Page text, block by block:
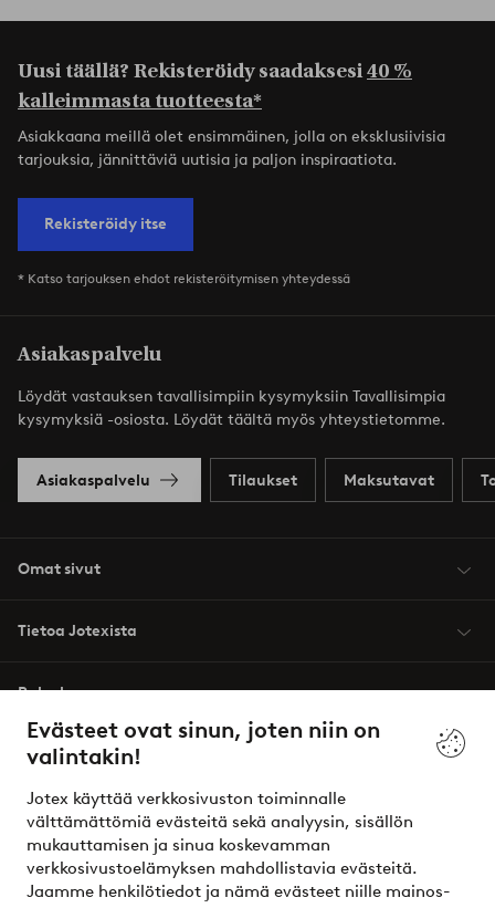
Evästeet ovat sinun, joten niin on
valintakin!
Jotex käyttää verkkosivuston toiminnalle
välttämättömiä evästeitä sekä analyysin, sisällön
mukauttamisen ja sinua koskevamman
verkkosivustoelämyksen mahdollistavia evästeitä.
Jaamme henkilötiedot ja nämä evästeet niille mainos-
Uusi täällä? Rekisteröidy saadaksesi40 %
kalleimmasta tuotteesta*
Asiakkaana meillä olet ensimmäinen, jolla on eksklusiivisia
tarjouksia, jännittäviä uutisia ja paljon inspiraatiota.
Rekisteröidy itse
* Katso tarjouksen ehdot rekisteröitymisen yhteydessä
Asiakaspalvelu
Löydät vastauksen tavallisimpiin kysymyksiin Tavallisimpia
kysymyksiä -osiosta. Löydät täältä myös yhteystietomme.
Asiakaspalvelu Tilaukset Maksutavat
Omat sivut
Tietoa Jotexista
Palvelumme
Ehdot
Ystävät